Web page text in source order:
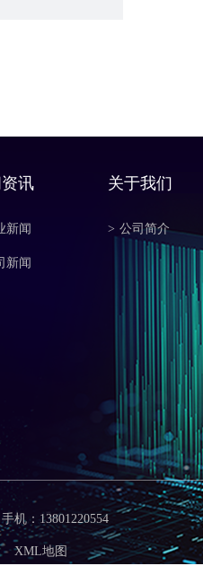
讯
新闻
新闻
关于我们
> 公司简介
机：13801220554
XML地图